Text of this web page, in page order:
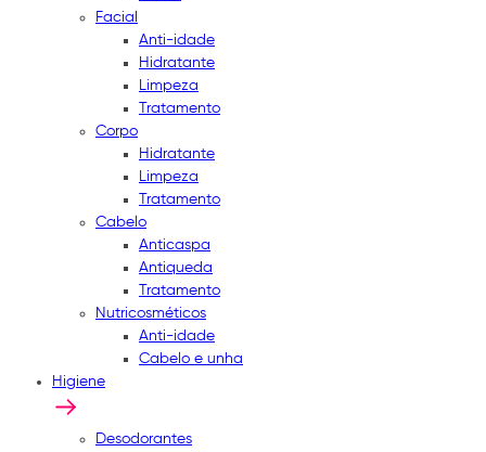
Facial
Anti-idade
Hidratante
Limpeza
Tratamento
Corpo
Hidratante
Limpeza
Tratamento
Cabelo
Anticaspa
Antiqueda
Tratamento
Nutricosméticos
Anti-idade
Cabelo e unha
Higiene
Desodorantes